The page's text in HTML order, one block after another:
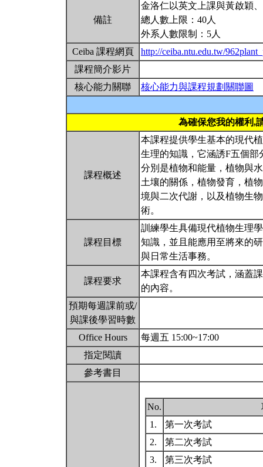
備註
金洛仁以英文上課與黃啟穎
總人數上限：40人
外系人數限制：5人
Ceiba 課程網頁
http://ceiba.ntu.edu.tw/
課程簡介影片
核心能力關聯
核心能力與課程規劃關聯圖
為確保您我的權利,
課程概述
本課程提供學生基本的現代
生理的知識，它涵誘F五個部
分別是植物和能量，植物與
土壤的關係，植物發育，植
境與二次代謝，以及植物生
術。
課程目標
訓練學生具備現代植物生理
知識，並且能應用至將來的
與日常生活事務。
課程要求
本課程含有四次考試，涵蓋課
的內容。
預期每週課前或/
與課後學習時數
Office Hours
每週五 15:00~17:00
指定閱讀
參考書目
No.
1.
第一次考試
2.
第二次考試
3.
第三次考試